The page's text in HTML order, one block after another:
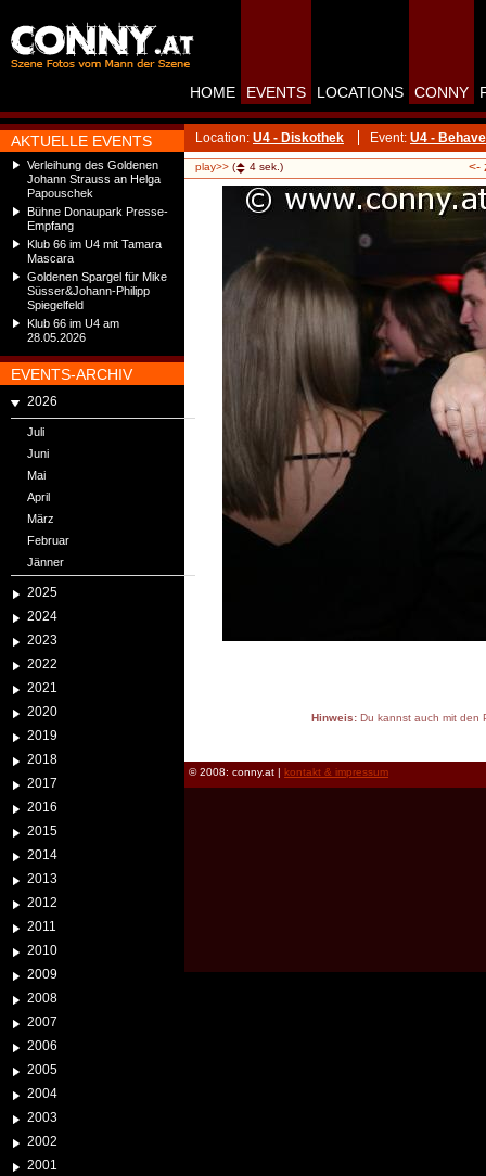
AKTUELLE EVENTS
Verleihung des Goldenen
Johann Strauss an Helga
Papouschek
Bühne Donaupark Presse-
Empfang
Klub 66 im U4 mit Tamara
Mascara
Goldenen Spargel für Mike
Süsser&Johann-Philipp
Spiegelfeld
Klub 66 im U4 am
28.05.2026
EVENTS-ARCHIV
2026
Juli
Juni
Mai
April
März
Februar
Jänner
2025
2024
2023
2022
2021
2020
2019
2018
2017
2016
2015
2014
2013
2012
2011
2010
2009
2008
2007
2006
2005
2004
2003
2002
2001
HOME EVENTS LOCATIONS CONNY
Location: U4 - Diskothek Event: U4 - Behave
play>> ( 4 sek.) <-
Hinweis:Du kannst auch mit den
© 2008: conny.at | kontakt & impressum